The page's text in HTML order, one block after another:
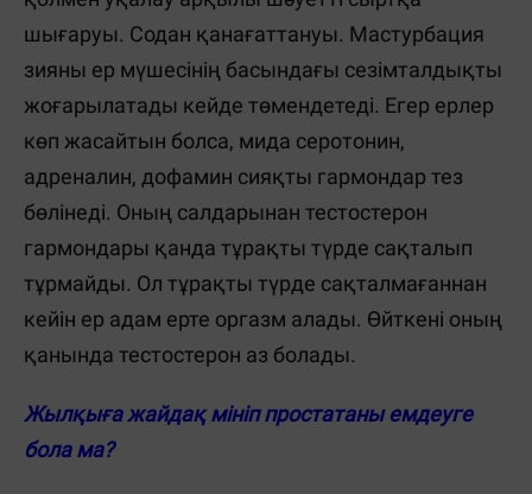
шығаруы. Содан қанағаттануы. Мастурбация
зияны ер мүшесінің басындағы сезімталдықты
жоғарылатады кейде төмендетеді. Егер ерлер
көп жасайтын болса, мида серотонин,
адреналин, дофамин сияқты гармондар тез
бөлінеді. Оның салдарынан тестостерон
гармондары қанда тұрақты түрде сақталып
тұрмайды. Ол тұрақты түрде сақталмағаннан
кейін ер адам ерте оргазм алады. Өйткені оның
қанында тестостерон аз болады.
Жылқыға жайдақ мініп простатаны емдеуге
бола ма?